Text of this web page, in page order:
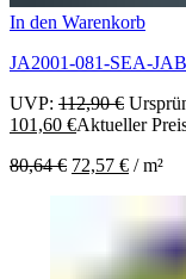
In den Warenkorb
JA2001-081-SEA-
UVP: 112,90€
101,60 €Aktueller
80,64€ 72,57 € /m²